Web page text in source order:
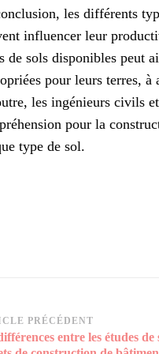
les différents
influencer leur
de sols disponibles peut
pour leurs terres,
les ingénieurs civils
pour la
type de sol.
PRÉCÉDENT
entre les études de